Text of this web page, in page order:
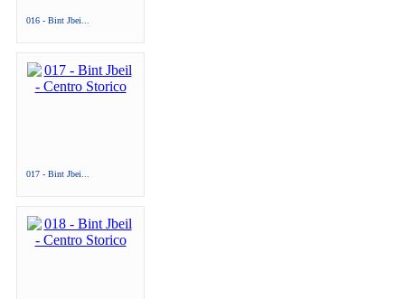
016 - Bint Jbei...
017 - Bint Jbei...